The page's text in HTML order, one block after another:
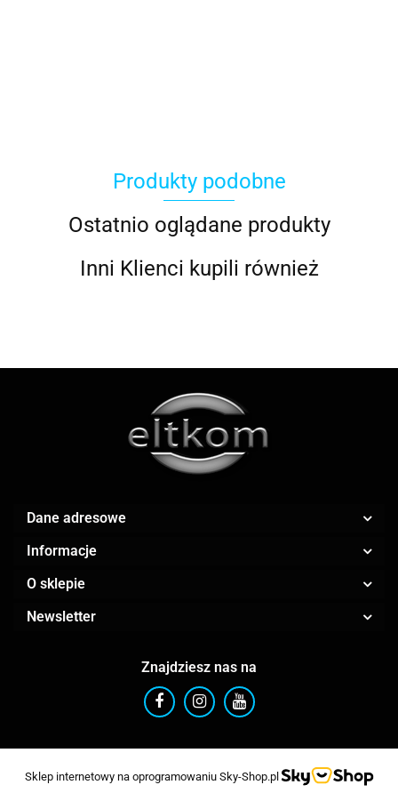
ACOOL TOY
AMAZFIT
Apple
Produkty podobne
Ostatnio oglądane produkty
Inni Klienci kupili również
Dane adresowe
Informacje
O sklepie
Newsletter
Znajdziesz nas na
Sklep internetowy na oprogramowaniu Sky-Shop.pl